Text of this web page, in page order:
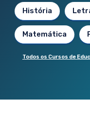
História
Matemática
Todos os Cursos de